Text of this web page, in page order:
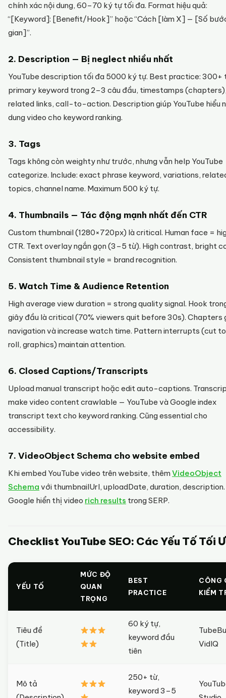
chính xác nội dung, 60–70 ký tự tối đa. Format hiệu quả:
“[Keyword]: [Benefit/Hook]” hoặc “Cách [làm X] — [Số
gian]”.
2. Description — Bị neglect nhiều nhất
YouTube description tối đa 5000 ký tự. Best practice: 300+
primary keyword trong 2–3 câu đầu, timestamps
related links, call-to-action. Description giúp YouTube hiểu
dung video cho keyword ranking.
3. Tags
Tags không còn weighty như trước, nhưng vẫn help YouTube
categorize. Include: exact phrase keyword, variations,
topics, channel name. Maximum 500 ký tự.
4. Thumbnails — Tác động mạnh nhất đến CTR
Custom thumbnail (1280×720px) là critical. Human face =
CTR. Text overlay ngắn gọn (3–5 từ). High contrast, bright
Consistent thumbnail style = brand recognition.
5. Watch Time & Audience Retention
High average view duration = strong quality signal. Hook
giây đầu là critical (70% viewers quit before 30s). Chapters
navigation và increase watch time. Pattern interrupts (cut
roll, graphics) maintain attention.
6. Closed Captions/Transcripts
Upload manual transcript hoặc edit auto-captions.
make video content crawlable — YouTube và Google index
transcript text cho keyword ranking. Cũng essential cho
accessibility.
7. VideoObject Schema cho website embed
Khi embed YouTube video trên website, thêmVideoObject
Schema với thumbnailUrl, uploadDate, duration,
Google hiển thị video rich results trong SERP.
Checklist YouTube SEO: Các Yếu Tố Tối
YẾU TỐ
MỨC ĐỘ
QUAN
TRỌNG
BEST
PRACTICE
CÔNG
KIỂM
Tiêu đề
(Title)
60 ký tự,
keyword đầu
tiên
VidIQ
Mô tả
250+ từ,
keyword 3–5